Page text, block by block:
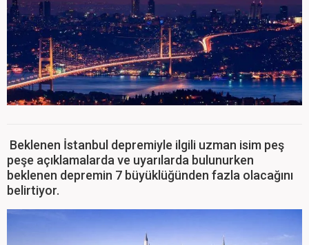
Beklenen İstanbul depremiyle ilgili uzman isim peş
peşe açıklamalarda ve uyarılarda bulunurken
beklenen depremin 7 büyüklüğünden fazla olacağını
belirtiyor.